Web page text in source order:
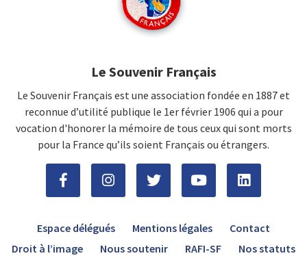
Le Souvenir Français
Le Souvenir Français est une association fondée en 1887 et
reconnue d’utilité publique le 1er février 1906 qui a pour
vocation d'honorer la mémoire de tous ceux qui sont morts
pour la France qu’ils soient Français ou étrangers.
Espace délégués Mentions légales
Contact
Droit à l’image
Nous soutenir RAFI-SF Nos statuts